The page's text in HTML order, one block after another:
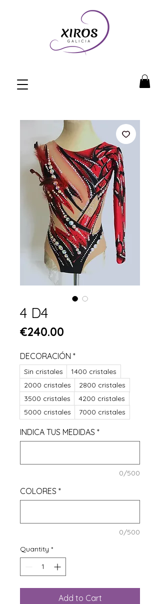
4 D4
€240.00
DECORACIÓN *
Sin cristales
1400 cristales
2000 cristales
2800 cristales
3500 cristales
4200 cristales
5000 cristales
7000 cristales
INDICA TUS MEDIDAS *
0/500
COLORES *
0/500
Quantity *
Add to Cart